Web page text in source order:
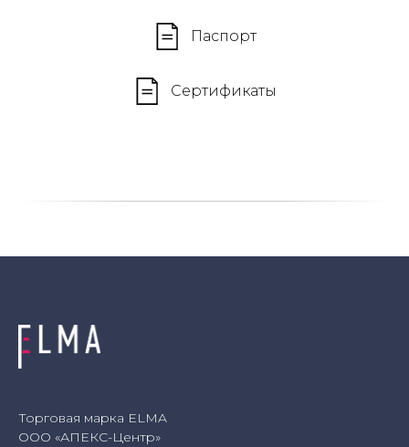
Паспорт
Сертификаты
Торговая марка ELMA
ООО «АПЕКС-Центр»